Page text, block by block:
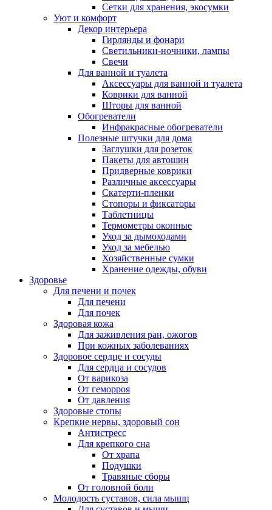
Сетки для хранения, экосумки
Уют и комфорт
Декор интерьера
Гирлянды и фонари
Светильники-ночники, лампы
Свечи
Для ванной и туалета
Аксессуары для ванной и туалета
Коврики для ванной
Шторы для ванной
Обогреватели
Инфракрасные обогреватели
Полезные штучки для дома
Заглушки для розеток
Пакеты для автошин
Придверные коврики
Различные аксессуары
Скатерти-пленки
Стопоры и фиксаторы
Таблетницы
Термометры оконные
Уход за дымоходами
Уход за мебелью
Хозяйственные сумки
Хранение одежды, обуви
Здоровье
Для печени и почек
Для печени
Для почек
Здоровая кожа
Для заживления ран, ожогов
При кожных заболеваниях
Здоровое сердце и сосуды
Для сердца и сосудов
От варикоза
От геморроя
От давления
Здоровые стопы
Крепкие нервы, здоровый сон
Антистресс
Для крепкого сна
От храпа
Подушки
Травяные сборы
От головной боли
Молодость суставов, сила мышц